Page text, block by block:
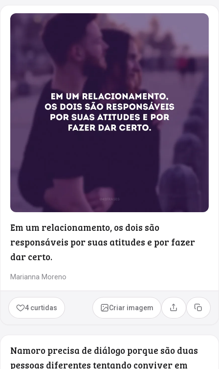
Em um relacionamento, os dois são
responsáveis por suas atitudes e por fazer
dar certo.
Marianna Moreno
4 curtidas Criar imagem Compartilhar
Copiar
Namoro precisa de diálogo porque são duas
pessoas diferentes tentando conviver em